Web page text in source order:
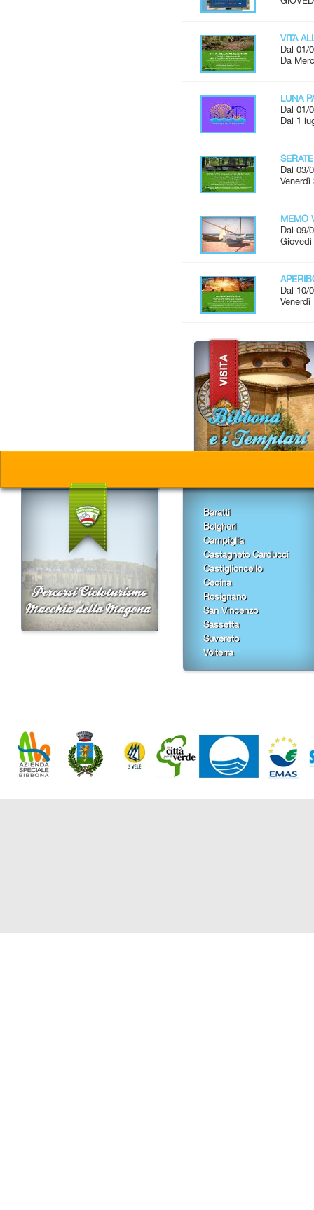
VITA
Dal 01/
Da
LUNA
Dal 01/
Dal 1
Dal 03/
MEMO
Dal 09/
Dal 10/
Baratti
Bolgheri
Campiglia
Castagneto Carducci
Castiglioncello
Cecina
Rosignano
San Vincenzo
Sassetta
Suvereto
Volterra